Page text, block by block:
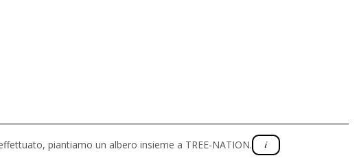
piantiamo un albero insieme a TREE-NATION.